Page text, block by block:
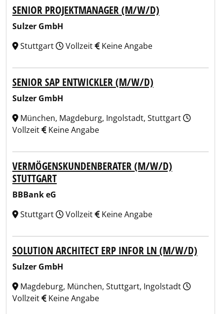
SENIOR PROJEKTMANAGER (M/W/D)
Sulzer GmbH
Stuttgart
Vollzeit Keine Angabe
SENIOR SAP ENTWICKLER (M/W/D)
Sulzer GmbH
München, Magdeburg, Ingolstadt, Stuttgart
Vollzeit
Keine Angabe
VERMÖGENSKUNDENBERATER (M/W/D)
STUTTGART
BBBank eG
Stuttgart
Vollzeit Keine Angabe
SOLUTION ARCHITECT ERP INFOR LN (M/W/D)
Sulzer GmbH
Magdeburg, München, Stuttgart, Ingolstadt
Vollzeit
Keine Angabe